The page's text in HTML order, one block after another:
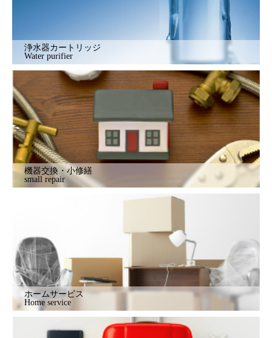
浄水器カートリッジ
Water purifier
機器交換・小修繕
small repair
ホームサービス
Home service